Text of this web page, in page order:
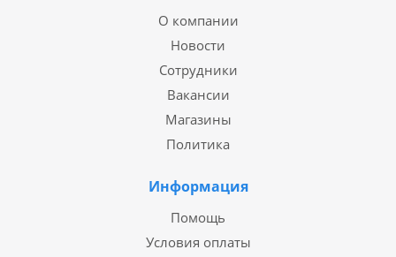
О компании
Новости
Сотрудники
Вакансии
Магазины
Политика
Информация
Помощь
Условия оплаты